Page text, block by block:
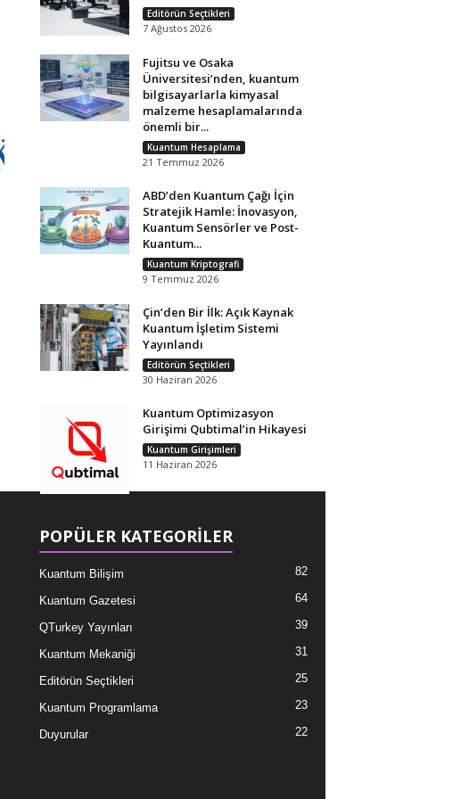
Editörün Seçtikleri
7 Ağustos 2026
Fujitsu ve Osaka
Üniversitesi’nden, kuantum
bilgisayarlarla kimyasal
malzeme hesaplamalarında
önemli bir...
Kuantum Hesaplama
21 Temmuz 2026
ABD’den Kuantum Çağı İçin
Stratejik Hamle: İnovasyon,
Kuantum Sensörler ve Post-
Kuantum...
Kuantum Kriptografi
9 Temmuz 2026
Çin’den Bir İlk: Açık Kaynak
Kuantum İşletim Sistemi
Yayınlandı
Editörün Seçtikleri
30 Haziran 2026
Kuantum Optimizasyon
Girişimi Qubtimal’in Hikayesi
Kuantum Girişimleri
11 Haziran 2026
POPÜLER KATEGORİLER
Kuantum Bilişim 82
Kuantum Gazetesi 64
QTurkey Yayınları 39
Kuantum Mekaniği 31
Editörün Seçtikleri 25
Kuantum Programlama 23
Duyurular 22